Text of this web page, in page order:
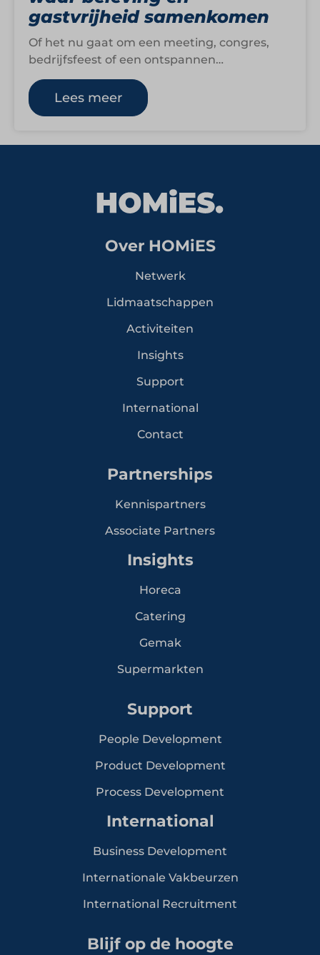
gastvrijheid samenkomen
Of het nu gaat om een meeting, congres,
bedrijfsfeest of een ontspannen
overnachting, Claus Hospitality & Leisure
biedt complete ervaringen…
Lees meer
Over HOMiES
Netwerk
Lidmaatschappen
Activiteiten
Insights
Support
International
Contact
Partnerships
Kennispartners
Associate Partners
Insights
Horeca
Catering
Gemak
Supermarkten
Support
People Development
Product Development
Process Development
International
Business Development
Internationale Vakbeurzen
International Recruitment
Blijf op de hoogte